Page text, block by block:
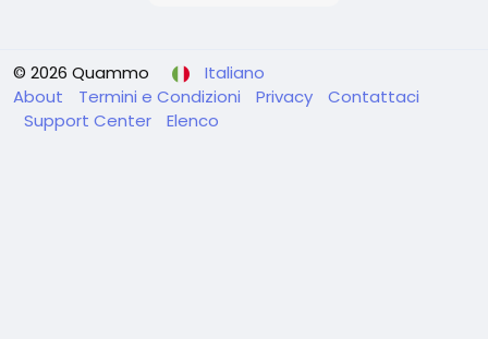
© 2026 Quammo
Italiano
About
Termini e Condizioni Privacy
Contattaci
Support Center
Elenco